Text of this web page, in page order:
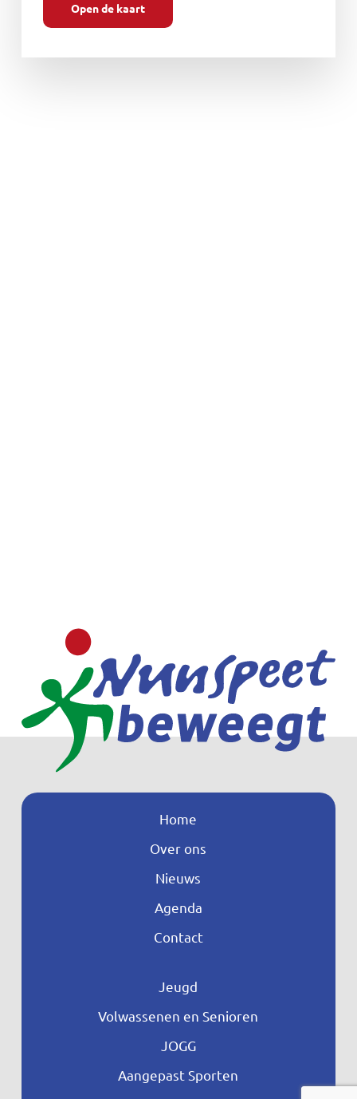
Open de kaart
Home
Over ons
Nieuws
Agenda
Contact
Jeugd
Volwassenen en Senioren
JOGG
Aangepast Sporten